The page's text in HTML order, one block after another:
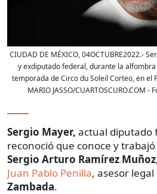
CIUDAD DE MÉXICO, 04OCTUBRE2022.-
y exdiputado federal, durante la
temporada de Circo du Soleil Corteo, en el
MARIO JASSO/CUARTOSCURO.COM -
Sergio Mayer, actual diputado
reconoció que conoce y
Sergio Arturo Ramírez Muñoz
Juan Pablo Penilla, asesor legal
Zambada.